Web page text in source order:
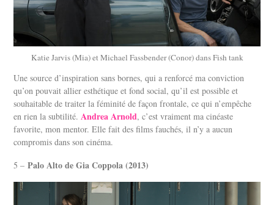
Katie Jarvis (Mia) et Michael Fassbender (Conor) dans Fish tank
Une source d’inspiration sans bornes, qui a renforcé ma conviction
qu’on pouvait allier esthétique et fond social, qu’il est possible et
souhaitable de traiter la féminité de façon frontale, ce qui n’empêche
en rien la subtilité. Andrea Arnold, c’est vraiment ma cinéaste
favorite, mon mentor. Elle fait des films fauchés, il n’y a aucun
compromis dans son cinéma.
5 –Palo Alto de Gia Coppola (2013)